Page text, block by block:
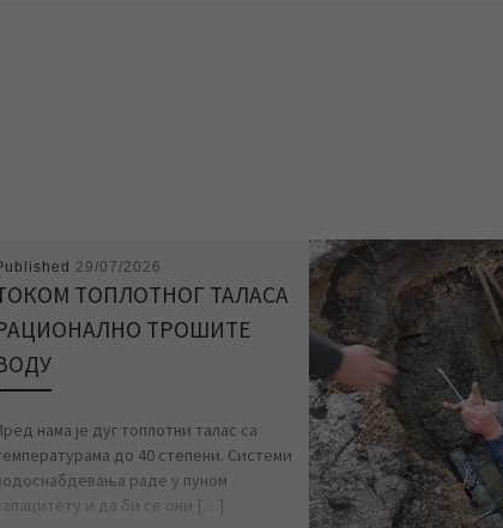
29/07/2026
ТОПЛОТНОГ ТАЛАСА
ТРОШИТЕ
нама је дуг топлотни талас са
до 40 степени. Системи
раде у пуном
и да би се они […]